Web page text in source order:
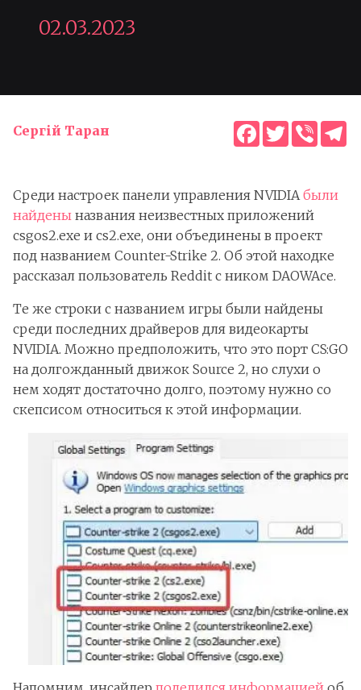
02.03.2023
Сергій Таран Facebook
TwitterViber
Среди настроек панели управления NVIDIA были
найдены названия неизвестных приложений
csgos2.exe и cs2.exe, они объединены в проект
под названием Counter-Strike 2. Об этой находке
рассказал пользователь Reddit с ником DAOWAce.
Те же строки с названием игры были найдены
среди последних драйверов для видеокарты
NVIDIA. Можно предположить, что это порт CS:GO
на долгожданный движок Source 2, но слухи о
нем ходят достаточно долго, поэтому нужно со
скепсисом относиться к этой информации.